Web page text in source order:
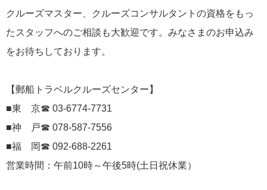
クルーズマスター、クルーズコンサルタントの資格をもっ
たスタッフへのご相談も大歓迎です。みなさまのお申込み
をお待ちしております。
【郵船トラベルクルーズセンター】
■東 京☎ 03-6774-7731
■神 戸☎ 078-587-7556
■福 岡☎ 092-688-2261
営業時間：午前10時～午後5時(土日祝休業）
ぱしふぃっく びいなす
ぱしふぃっくびいなすチャーター
クリスタル・クルーズ
お知らせ